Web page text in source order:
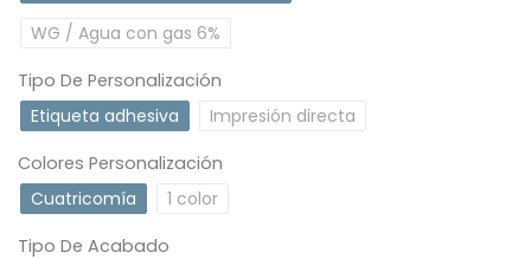
WG / Agua con gas 6%
Tipo De Personalización
Etiqueta adhesiva
Impresión directa
Colores Personalización
Cuatricomía
1 color
Tipo De Acabado